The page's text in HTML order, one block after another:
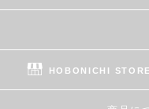
HOBONICHI STORE